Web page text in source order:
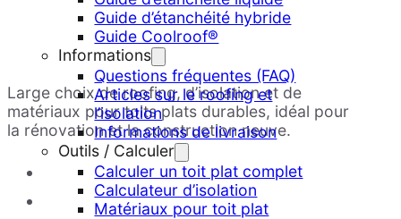
Guide d’étanchéité hybride
Guide Coolroof®
Informations
Questions fréquentes (FAQ)
Articles sur le roofing et
l’isolation
Informations de livraison
Outils / Calculer
Calculer un toit plat complet
Calculateur d’isolation
Matériaux pour toit plat
Large choix de roofing, d’isolation et de
matériaux pour toits plats durables, idéal pour
la rénovation et la construction neuve.